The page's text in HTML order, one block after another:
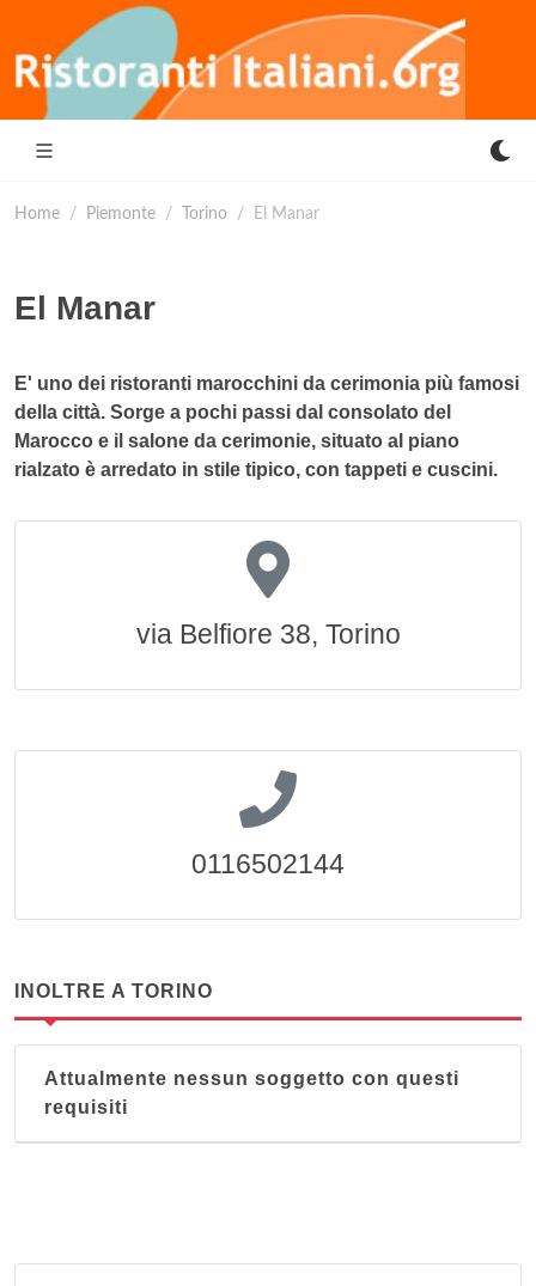
Home Piemonte Torino El Manar
El Manar
E' uno dei ristoranti marocchini da cerimonia più famosi
della città. Sorge a pochi passi dal consolato del
Marocco e il salone da cerimonie, situato al piano
rialzato è arredato in stile tipico, con tappeti e cuscini.
via Belfiore 38, Torino
0116502144
INOLTRE A TORINO
Attualmente nessun soggetto con questi
requisiti